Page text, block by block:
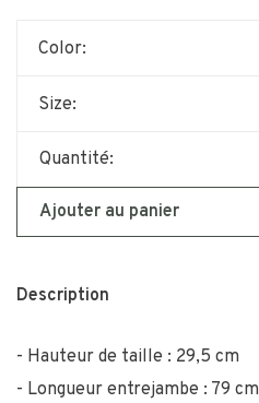
Color:
Size:
Quantité:
Ajouter au panier
Description
Hauteur de taille : 29,5 cm
Longueur entrejambe : 79 cm